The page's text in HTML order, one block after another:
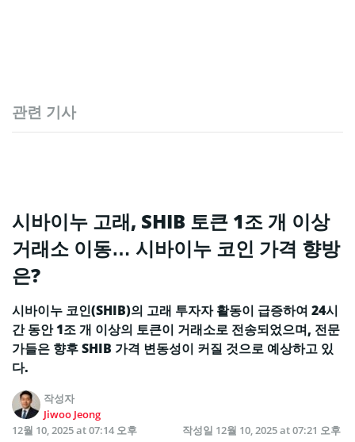
관련 기사
시바이누 고래, SHIB 토큰 1조 개 이상
거래소 이동… 시바이누 코인 가격 향방
은?
시바이누 코인(SHIB)의 고래 투자자 활동이 급증하여 24시
간 동안 1조 개 이상의 토큰이 거래소로 전송되었으며, 전문
가들은 향후 SHIB 가격 변동성이 커질 것으로 예상하고 있
다.
작성자
Jiwoo Jeong
12월 10, 2025 at 07:14 오후
작성일 12월 10, 2025 at 07:21 오후